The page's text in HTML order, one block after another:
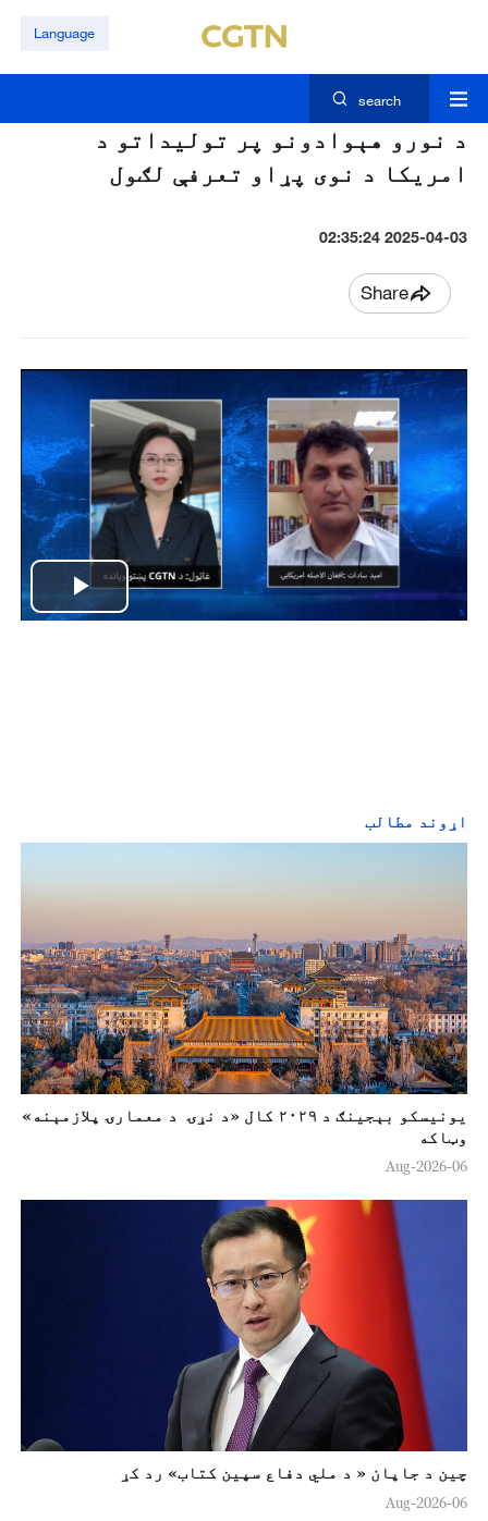
Language
search
د نورو هېوادونو پر توليداتو د
امريکا د نوی پړاو تعرفې لګول
2025-04-03 02:35:24
Share
P
d
e
o
اړوند مطالب
یونیسکو بېجینګ د ۲۰۲۹ کال «د نړۍ د معمارۍ پلازمېنه»
وټاکه
06-Aug-2026
چين د جاپان « د ملي دفاع سپين کتاب» رد کړ
06-Aug-2026